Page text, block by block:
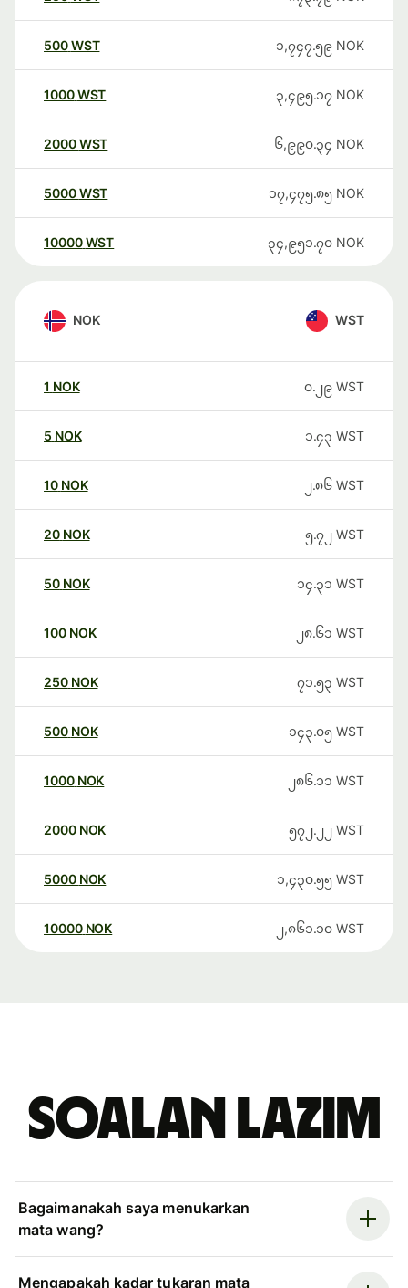
500WST ၁,၇၄၇.၅၉ NOK
1000WST ၃,၄၉၅.၁၇ NOK
2000WST ၆,၉၉၀.၃၄ NOK
5000WST ၁၇,၄၇၅.၈၅ NOK
10000 WST ၃၄,၉၅၁.၇၀ NOK
NOK WST
1 NOK ၀.၂၉ WST
5 NOK ၁.၄၃ WST
10 NOK ၂.၈၆ WST
20 NOK ၅.၇၂ WST
50 NOK ၁၄.၃၁ WST
100 NOK ၂၈.၆၁ WST
250 NOK ၇၁.၅၃ WST
500 NOK ၁၄၃.၀၅ WST
1000 NOK ၂၈၆.၁၁ WST
2000 NOK ၅၇၂.၂၂ WST
5000 NOK ၁,၄၃၀.၅၅ WST
10000 NOK ၂,၈၆၁.၁၀ WST
Soalan Lazim
Bagaimanakah saya menukarkan
mata wang?
Mengapakah kadar tukaran mata